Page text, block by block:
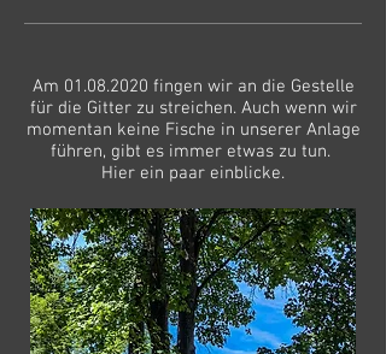
Am 01.08.2020 fingen wir an die Gestelle
für die Gitter zu streichen. Auch wenn wir
momentan keine Fische in unserer Anlage
führen, gibt es immer etwas zu tun.
Hier ein paar einblicke.